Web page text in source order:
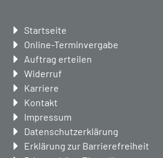
Navigation
überspringen
Startseite
Online-Terminvergabe
Auftrag erteilen
Widerruf
Karriere
Kontakt
Impressum
Datenschutzerklärung
Erklärung zur Barrierefreiheit